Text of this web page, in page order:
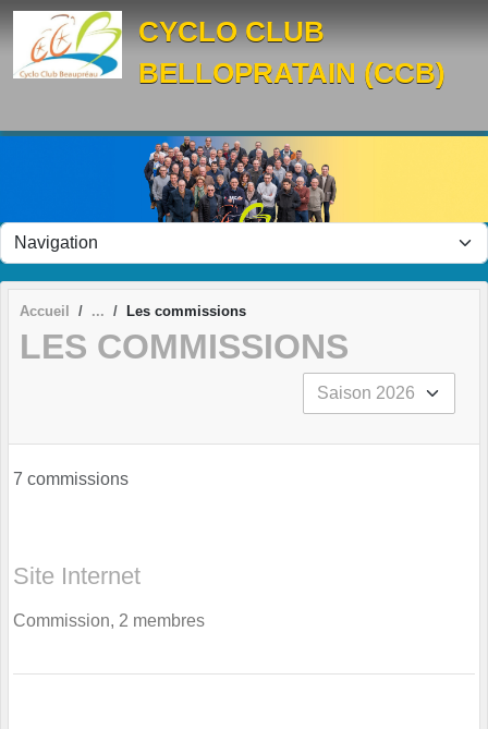
CYCLO CLUB
BELLOPRATAIN (CCB)
Accueil Les commissions
LES COMMISSIONS
7 commissions
Site Internet
Commission, 2 membres
Panneau de gestion des cookies